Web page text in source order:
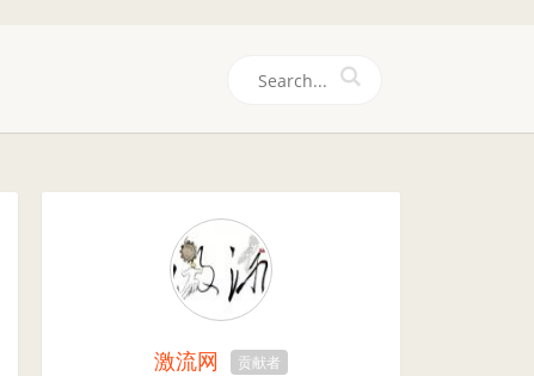
激流网 贡献者